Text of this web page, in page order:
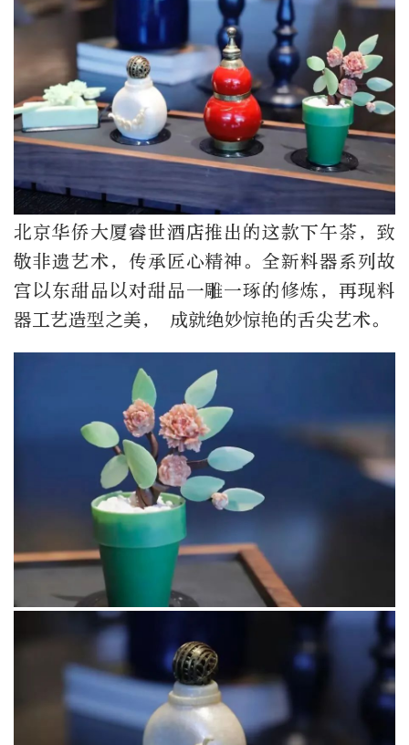
北京华侨大厦睿世酒店推出的这款下午茶，致
敬非遗艺术，传承匠心精神。全新料器系列故
宫以东甜品以对甜品一雕一琢的修炼，再现料
器工艺造型之美， 成就绝妙惊艳的舌尖艺术。